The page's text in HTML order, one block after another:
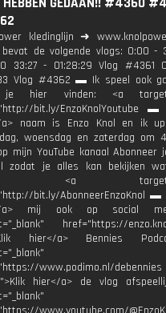
kledinglijn ➜
de volgende vlogs: 0:00 -
33:27 - 01:28:29 Vlog #4361
Vlog #4362 ▬ Ik speel ook
hier vinden: <a
bit.ly/EnzoKnolYoutube ▬
a> naam is Enzo Knol en ik
woensdag en zaterdag om
mijn YouTube kanaal Abonneer
zodat je alles kan bekijken
<a
bit.ly/AbonneerEnzoKnol ▬
a> mij ook op social
href="https://
hier</a> Bennies
www.podimo.nl/debennies
hier</a> de vlog